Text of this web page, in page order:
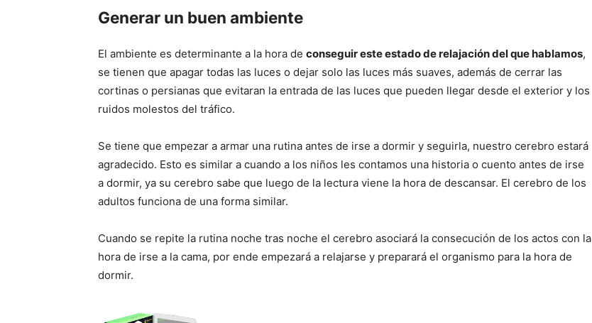
Generar un buen ambiente
El ambiente es determinante a la hora de conseguir este estado de relajación del que hablamos,
se tienen que apagar todas las luces o dejar solo las luces más suaves, además de cerrar las
cortinas o persianas que evitaran la entrada de las luces que pueden llegar desde el exterior y los
ruidos molestos del tráfico.
Se tiene que empezar a armar una rutina antes de irse a dormir y seguirla, nuestro cerebro estará
agradecido. Esto es similar a cuando a los niños les contamos una historia o cuento antes de irse
a dormir, ya su cerebro sabe que luego de la lectura viene la hora de descansar. El cerebro de los
adultos funciona de una forma similar.
Cuando se repite la rutina noche tras noche el cerebro asociará la consecución de los actos con la
hora de irse a la cama, por ende empezará a relajarse y preparará el organismo para la hora de
dormir.